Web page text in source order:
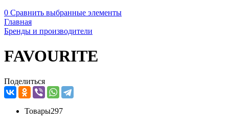
0 Сравнить выбранные элементы
Главная
Бренды и производители
FAVOURITE
Поделиться
Товары297